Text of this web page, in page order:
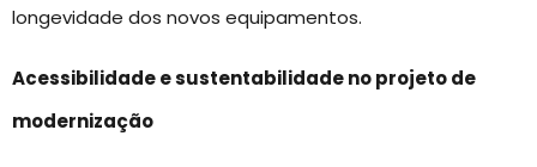
longevidade dos novos equipamentos.
Acessibilidade e sustentabilidade no projeto de
modernização